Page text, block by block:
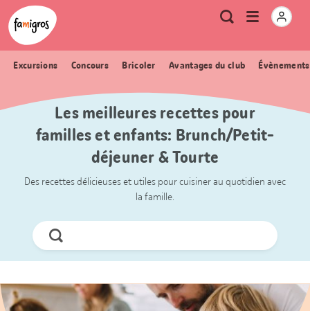
Signets
de
navigation
Header
Logo Métanavigation
RechercheOuvrir
Excursions Concours Bricoler Avantages du club
Les meilleures recettes pour
familles et enfants: Brunch/Petit-
déjeuner & Tourte
Des recettes délicieuses et utiles pour cuisiner au quotidien avec
la famille.
Chercher